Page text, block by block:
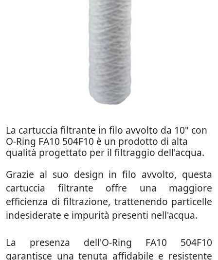
La cartuccia filtrante in filo avvolto da 10" con
O-Ring FA10 504F10 è un prodotto di alta
qualità progettato per il filtraggio dell'acqua.
Grazie al suo design in filo avvolto, questa
cartuccia filtrante offre una maggiore
efficienza di filtrazione, trattenendo particelle
indesiderate e impurità presenti nell'acqua.
La presenza dell'O-Ring FA10 504F10
garantisce una tenuta affidabile e resistente